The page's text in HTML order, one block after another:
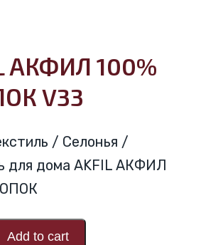
АКФИЛ 100%
V33
/ Селонья /
для дома AKFIL АКФИЛ
Add to cart